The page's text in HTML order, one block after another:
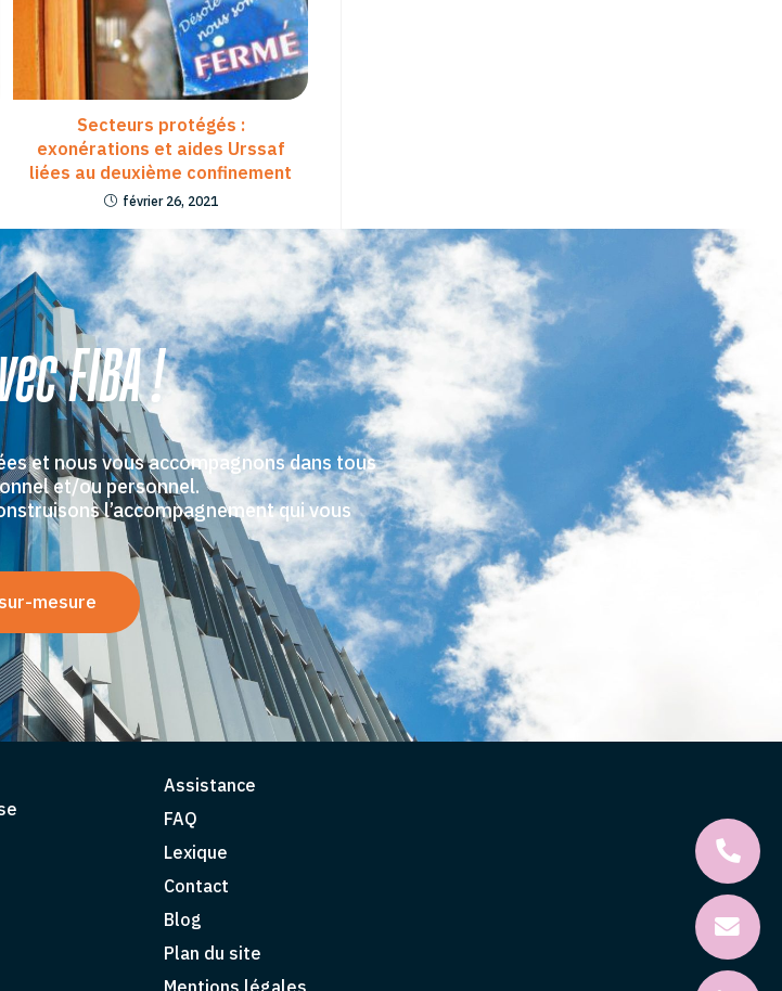
Secteurs protégés :
exonérations et aides Urssaf
liées au deuxième confinement
février 26, 2021
FIBA !
et nous vous accompagnons dans tous
et/ou personnel.
l’accompagnement qui vous
mesure
Assistance
FAQ
Lexique
Contact
Blog
Plan du site
Mentions légales